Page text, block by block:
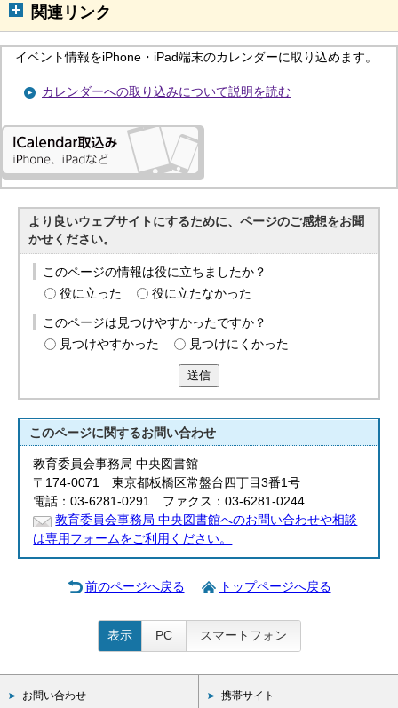
関連リンク
イベント情報をiPhone・iPad端末のカレンダーに取り込めます。
カレンダーへの取り込みについて説明を読む
より良いウェブサイトにするために、ページのご感想をお聞
かせください。
このページの情報は役に立ちましたか？
役に立った
役に立たなかった
このページは見つけやすかったですか？
見つけやすかった
見つけにくかった
送信
このページに関するお問い合わせ
教育委員会事務局 中央図書館
〒174-0071 東京都板橋区常盤台四丁目3番1号
電話：03-6281-0291 ファクス：03-6281-0244
教育委員会事務局 中央図書館へのお問い合わせや相談
は専用フォームをご利用ください。
前のページへ戻る トップページへ戻る
表示 PC スマートフォン
お問い合わせ 携帯サイト